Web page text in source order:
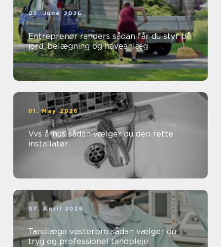
02. June 2026
Entreprenør randers sådan får du styr på
jord, belægning og haveanlæg
01. May 2026
Vvs århus sådan vælger du den rette
installatør
07. April 2026
Tandlæge vesterbro sådan vælger du
tryg og professionel tandpleje